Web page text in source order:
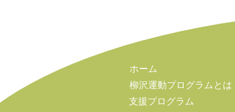
ホーム
柳沢運動プログラムとは
支援プログラム